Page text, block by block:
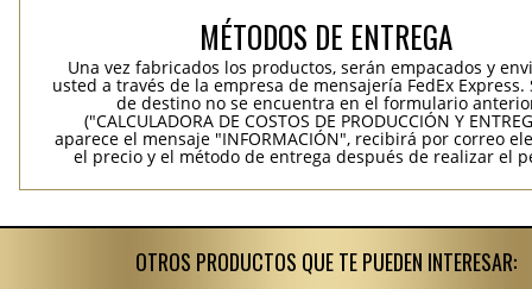
MÉTODOS DE ENTREGA
Una vez fabricados los productos, serán empacados y
usted a través de la empresa de mensajería FedEx Express.
de destino no se encuentra en el formulario
("CALCULADORA DE COSTOS DE PRODUCCIÓN Y
aparece el mensaje "INFORMACIÓN", recibirá por correo
el precio y el método de entrega después de realizar el
OTROS PRODUCTOS QUE TE PUEDEN INTERESAR: